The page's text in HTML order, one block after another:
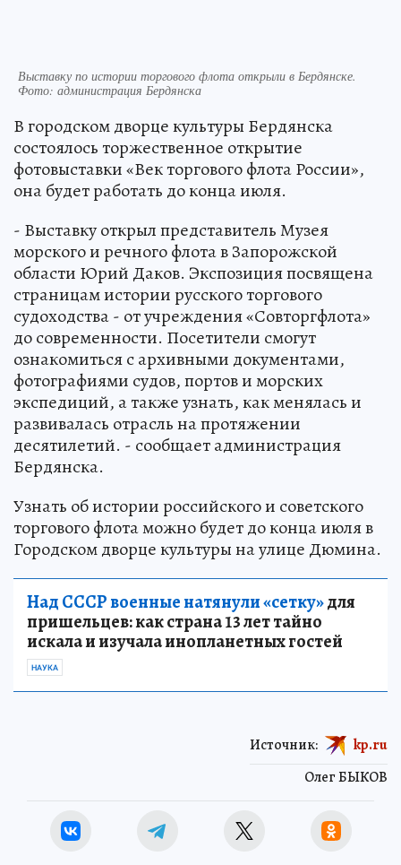
Выставку по истории торгового флота открыли в Бердянске.
Фото: администрация Бердянска
В городском дворце культуры Бердянска
состоялось торжественное открытие
фотовыставки «Век торгового флота России»,
она будет работать до конца июля.
- Выставку открыл представитель Музея
морского и речного флота в Запорожской
области Юрий Даков. Экспозиция посвящена
страницам истории русского торгового
судоходства - от учреждения «Совторгфлота»
до современности. Посетители смогут
ознакомиться с архивными документами,
фотографиями судов, портов и морских
экспедиций, а также узнать, как менялась и
развивалась отрасль на протяжении
десятилетий. - сообщает администрация
Бердянска.
Узнать об истории российского и советского
торгового флота можно будет до конца июля в
Городском дворце культуры на улице Дюмина.
Над СССР военные натянули «сетку»для
пришельцев: как страна 13 лет тайно
искала и изучала инопланетных гостей
НАУКА
Олег БЫКОВ
Источник: kp.ru